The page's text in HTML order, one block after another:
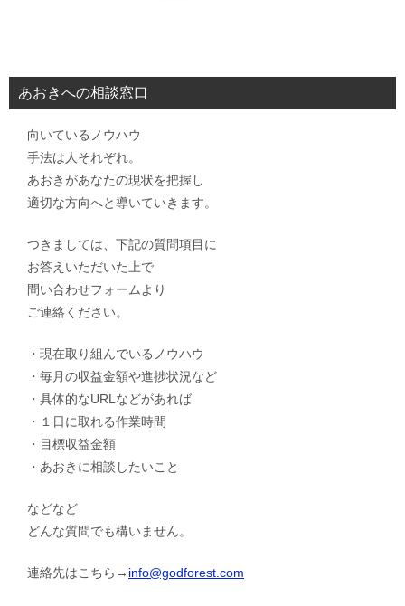
あおきへの相談窓口
向いているノウハウ
手法は人それぞれ。
あおきがあなたの現状を把握し
適切な方向へと導いていきます。
つきましては、下記の質問項目に
お答えいただいた上で
問い合わせフォームより
ご連絡ください。
・現在取り組んでいるノウハウ
・毎月の収益金額や進捗状況など
・具体的なURLなどがあれば
・１日に取れる作業時間
・目標収益金額
・あおきに相談したいこと
などなど
どんな質問でも構いません。
連絡先はこちら→ info@godforest.com